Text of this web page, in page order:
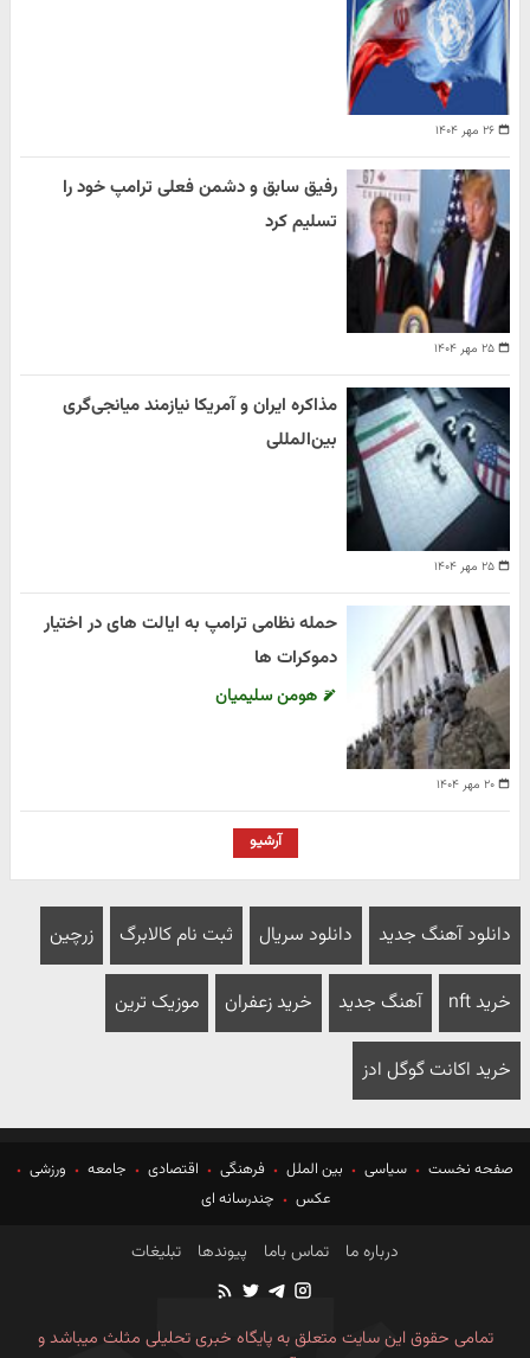
۲۶ مهر ۱۴۰۴
۲۵ مهر ۱۴۰۴
رفیق سابق و دشمن فعلی ترامپ خود را
تسلیم کرد
۲۵ مهر ۱۴۰۴
مذاکره ایران و آمریکا نیازمند میانجی‌گری
بین‌المللی
۲۰ مهر ۱۴۰۴
حمله نظامی ترامپ به ایالت های در اختیار
دموکرات ها
هومن سلیمیان
آرشیو
دانلود آهنگ جدید دانلود سریال ثبت نام کالابرگ زرچین
خرید nft آهنگ جدید خرید زعفران موزیک ترین
خرید اکانت گوگل ادز
صفحه نخست سیاسی بین الملل فرهنگی اقتصادی جامعه
ورزشی
عکس
چندرسانه ای
درباره ما تماس باما پیوندها تبلیغات
تمامی حقوق این سایت متعلق به پایگاه خبری تحلیلی مثلث میباشد و